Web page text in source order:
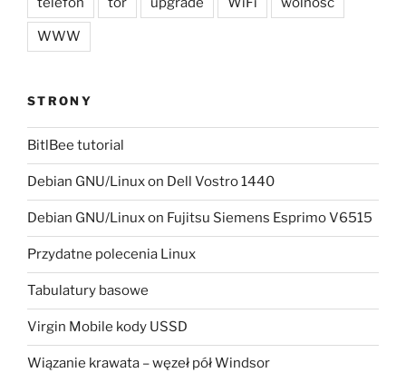
WWW
STRONY
BitlBee tutorial
Debian GNU/Linux on Dell Vostro 1440
Debian GNU/Linux on Fujitsu Siemens Esprimo V6515
Przydatne polecenia Linux
Tabulatury basowe
Virgin Mobile kody USSD
Wiązanie krawata – węzeł pół Windsor